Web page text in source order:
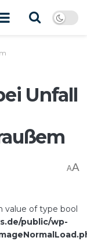
Unfall
AA
value of type bool
public/wp-